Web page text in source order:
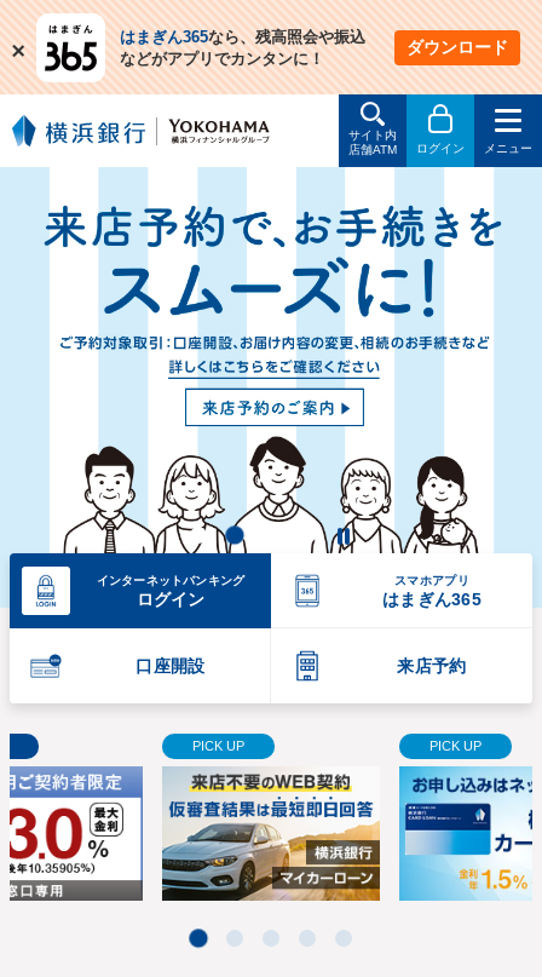
はまぎん365なら、残高照会や振込
などがアプリでカンタンに！
ダウンロード
閉
じ
る
サイト内
店舗ATM
ログイン メニュー
停
インターネットバンキング
ログイン
スマホアプリ
はまぎん365
口座開設 来店予約
PICK UP PICK UP